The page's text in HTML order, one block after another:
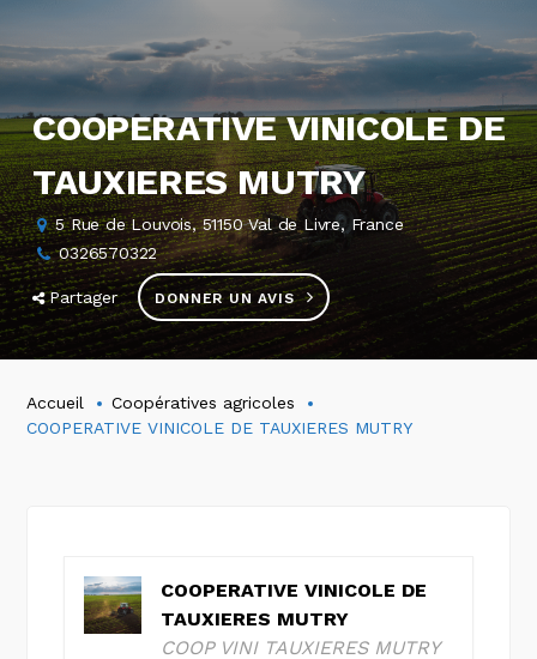
COOPERATIVE VINICOLE DE
TAUXIERES MUTRY
5 Rue de Louvois, 51150 Val de Livre, France
0326570322
Partager DONNER UN AVIS
Accueil
Coopératives agricoles
COOPERATIVE VINICOLE DE TAUXIERES MUTRY
COOPERATIVE VINICOLE DE
TAUXIERES MUTRY
COOP VINI TAUXIERES MUTRY